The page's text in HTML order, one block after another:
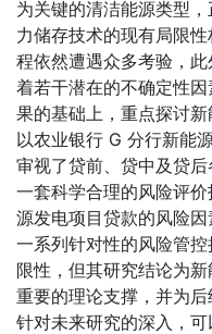
为关键的清洁能源类型
力储存技术的现有局限
程依然遭遇众多考验，
着若干潜在的不确定性
果的基础上，重点探讨新
以农业银行 G 分行新能
审视了贷前、贷中及贷
一套科学合理的风险评
源发电项目贷款的风险
一系列针对性的风险管
限性，但其研究结论为
重要的理论支撑，并为后
针对未来研究的深入，